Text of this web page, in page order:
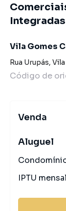
Vila Gomes
Rua Urupás,
Código de
Venda
Aluguel
IPTU mensal